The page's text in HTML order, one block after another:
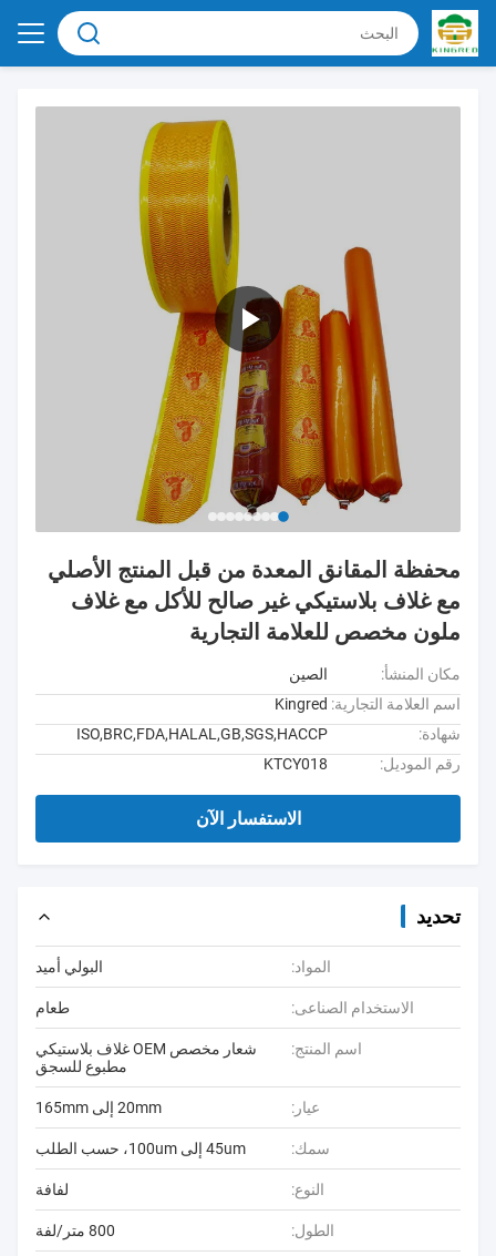
محفظة المقانق المعدة من قبل المنتج الأصلي
مع غلاف بلاستيكي غير صالح للأكل مع غلاف
ملون مخصص للعلامة التجارية
مكان المنشأ:
الصين
اسم العلامة التجارية: Kingred
شهادة:
ISO,BRC,FDA,HALAL,GB,SGS,HACCP
رقم الموديل:
KTCY018
الاستفسار الآن
تحديد
المواد: البولي أميد
الاستخدام الصناعى: طعام
اسم المنتج:
شعار مخصص OEM غلاف بلاستيكي
مطبوع للسجق
عيار: 20mm إلى 165mm
سمك: 45um إلى 100um، حسب الطلب
النوع: لفافة
الطول: 800 متر/لفة